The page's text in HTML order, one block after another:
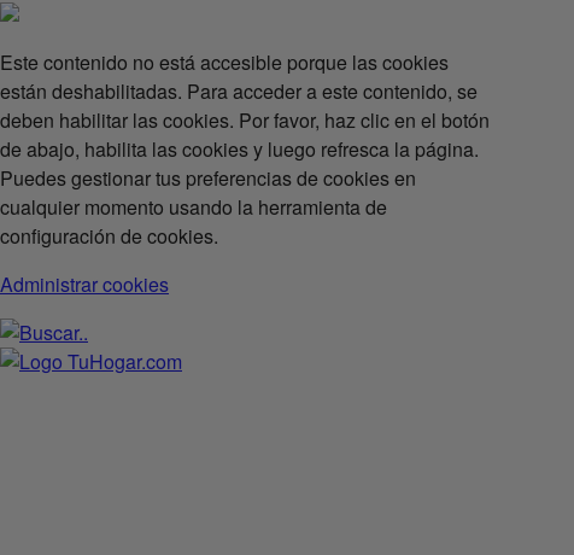
Este contenido no está accesible porque las cookies
están deshabilitadas. Para acceder a este contenido, se
deben habilitar las cookies. Por favor, haz clic en el botón
de abajo, habilita las cookies y luego refresca la página.
Puedes gestionar tus preferencias de cookies en
cualquier momento usando la herramienta de
configuración de cookies.
Administrar cookies